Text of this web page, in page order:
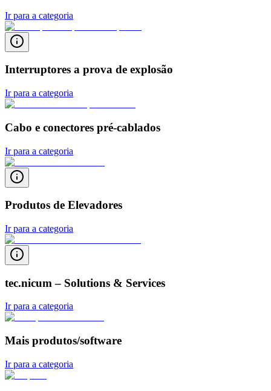
Ir para a categoria
Interruptores a prova de explosão
Ir para a categoria
Cabo e conectores pré-cablados
Ir para a categoria
Produtos de Elevadores
Ir para a categoria
tec.nicum – Solutions & Services
Ir para a categoria
Mais produtos/software
Ir para a categoria